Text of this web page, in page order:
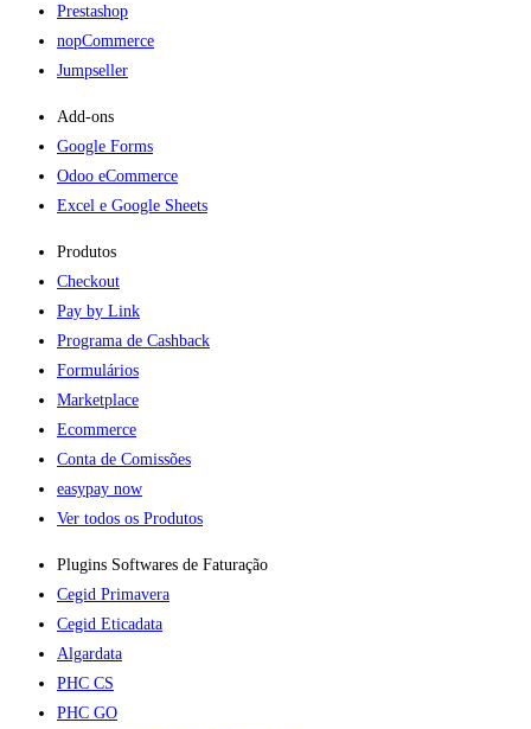
Prestashop
nopCommerce
Jumpseller
Add-ons​
Google Forms
Odoo eCommerce
Excel e Google Sheets
Produtos
Checkout
Pay by Link
Programa de Cashback
Formulários
Marketplace
Ecommerce
Conta de Comissões
easypay now
Ver todos os Produtos
Plugins Softwares de Faturação​
Cegid Primavera
Cegid Eticadata
Algardata
PHC CS
PHC GO